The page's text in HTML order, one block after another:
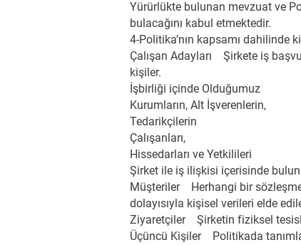
Yürürlükte bulunan mevzuat ve
bulacağını kabul etmektedir.
4-Politika’nın kapsamı dahilinde
Çalışan Adayları Şirkete iş
kişiler.
İşbirliği içinde Olduğumuz
Kurumların, Alt İşverenlerin,
Tedarikçilerin
Çalışanları,
Hissedarları ve Yetkilileri
Şirket ile iş ilişkisi içerisinde
Müşteriler Herhangi bir
dolayısıyla kişisel verileri elde
Ziyaretçiler Şirketin fiziksel
Üçüncü Kişiler Politikada